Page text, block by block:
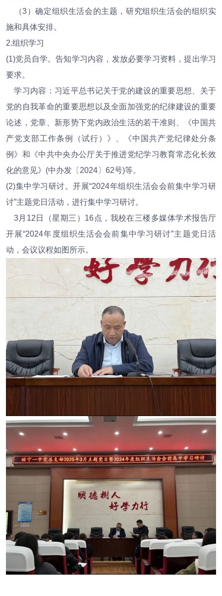
（3）确定组织生活会的主题，研究组织生活会的组织实
施和具体安排。
2.组织学习
(1)党员自学。告知学习内容，发放必要学习资料，提出学习
要求。
学习内容：习近平总书记关于党的建设的重要思想、关于
党的自我革命的重要思想以及全面加强党的纪律建设的重要
论述，党章、新形势下党内政治生活的若干准则、《中国共
产党支部工作条例（试行）》、《中国共产党纪律处分条
例》和《中共中央办公厅关于推进党纪学习教育常态化长效
化的意见》(中办发〔2024〕62号)等。
(2)集中学习研讨。开展“2024年组织生活会会前集中学习研
讨”主题党日活动，进行集中学习研讨。
3月12日（星期三）16点，我校在三楼多媒体学术报告厅
开展“2024年度组织生活会会前集中学习研讨”主题党日活
动，会议议程如图所示。